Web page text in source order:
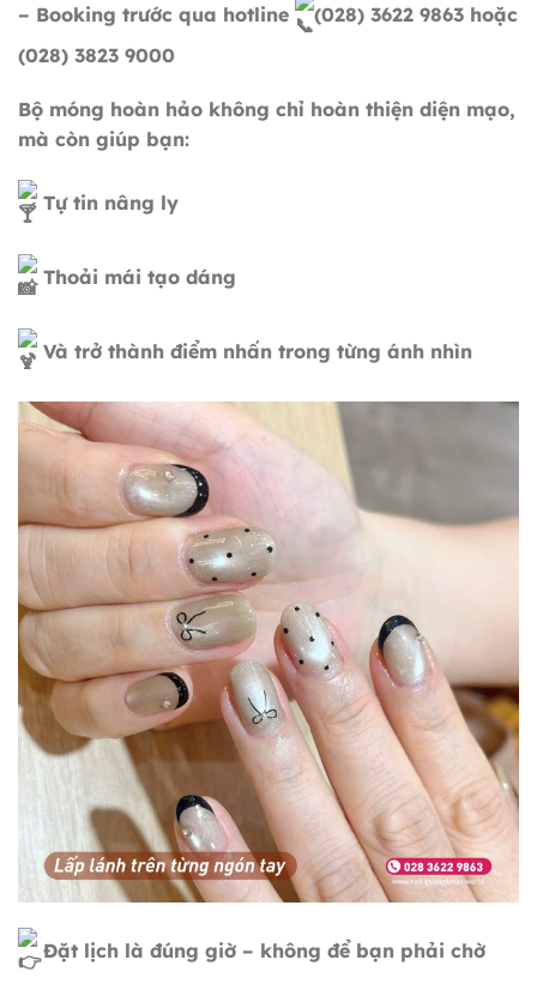
– Booking trước qua hotline
(028) 3622 9863 hoặc
(028) 3823 9000
Bộ móng hoàn hảo không chỉ hoàn thiện diện mạo,
mà còn giúp bạn:
Tự tin nâng ly
Thoải mái tạo dáng
Và trở thành điểm nhấn trong từng ánh nhìn
Đặt lịch là đúng giờ – không để bạn phải chờ